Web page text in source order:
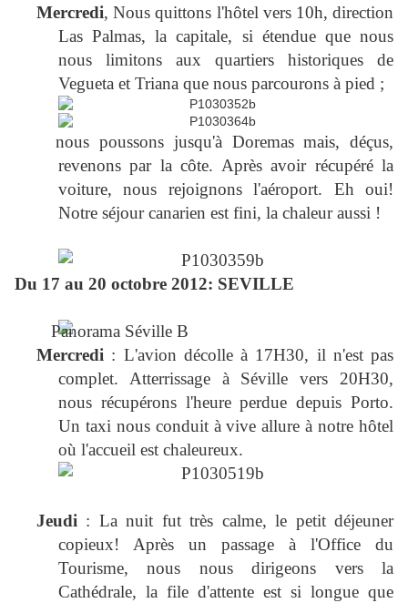
Mercredi, Nous quittons l'hôtel vers 10h, direction
Las Palmas, la capitale, si étendue que nous
nous limitons aux quartiers historiques de
Vegueta et Triana que nous parcourons à pied ;
nous poussons jusqu'à Doremas mais, déçus,
revenons par la côte. Après avoir récupéré la
voiture, nous rejoignons l'aéroport. Eh oui!
Notre séjour canarien est fini, la chaleur aussi !
Du 17 au 20 octobre 2012: SEVILLE
Mercredi : L'avion décolle à 17H30, il n'est pas
complet. Atterrissage à Séville vers 20H30,
nous récupérons l'heure perdue depuis Porto.
Un taxi nous conduit à vive allure à notre hôtel
où l'accueil est chaleureux.
Jeudi : La nuit fut très calme, le petit déjeuner
copieux! Après un passage à l'Office du
Tourisme, nous nous dirigeons vers la
Cathédrale, la file d'attente est si longue que